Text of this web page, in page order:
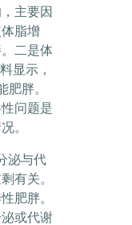
主要因
脂增
二是体
显示，
肥胖。
问题是
。
泌与代
有关。
肥胖。
或代谢